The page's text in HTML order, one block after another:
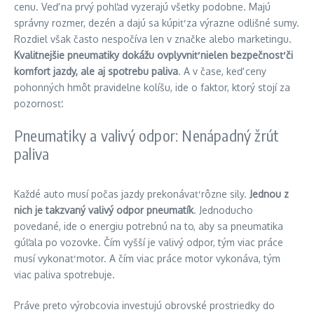
cenu. Veď na prvý pohľad vyzerajú všetky podobne. Majú
správny rozmer, dezén a dajú sa kúpiť za výrazne odlišné sumy.
Rozdiel však často nespočíva len v značke alebo marketingu.
Kvalitnejšie pneumatiky dokážu ovplyvniť nielen bezpečnosť či
komfort jazdy, ale aj spotrebu paliva. A v čase, keď ceny
pohonných hmôt pravidelne kolíšu, ide o faktor, ktorý stojí za
pozornosť.
Pneumatiky a valivý odpor: Nenápadný žrút
paliva
Každé auto musí počas jazdy prekonávať rôzne sily. Jednou z
nich je takzvaný valivý odpor pneumatík. Jednoducho
povedané, ide o energiu potrebnú na to, aby sa pneumatika
gúľala po vozovke. Čím vyšší je valivý odpor, tým viac práce
musí vykonať motor. A čím viac práce motor vykonáva, tým
viac paliva spotrebuje.
Práve preto výrobcovia investujú obrovské prostriedky do